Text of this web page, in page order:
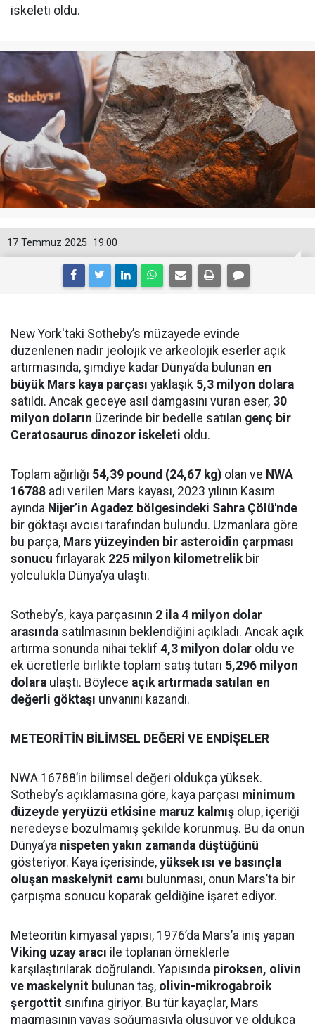
iskeleti oldu.
19:00
17 Temmuz 2025
New York'taki Sotheby’s müzayede evinde
düzenlenen nadir jeolojik ve arkeolojik eserler açık
artırmasında, şimdiye kadar Dünya’da bulunan en
büyük Mars kaya parçası yaklaşık 5,3 milyon dolara
satıldı. Ancak geceye asıl damgasını vuran eser, 30
milyon doların üzerinde bir bedelle satılan genç bir
Ceratosaurus dinozor iskeleti oldu.
Toplam ağırlığı 54,39 pound (24,67 kg) olan ve NWA
16788 adı verilen Mars kayası, 2023 yılının Kasım
ayında Nijer’in Agadez bölgesindeki Sahra Çölü'nde
bir göktaşı avcısı tarafından bulundu. Uzmanlara göre
bu parça, Mars yüzeyinden bir asteroidin çarpması
sonucu fırlayarak 225 milyon kilometrelikbir
yolculukla Dünya’ya ulaştı.
Sotheby’s, kaya parçasının 2 ila 4 milyon dolar
arasında satılmasının beklendiğini açıkladı. Ancak açık
artırma sonunda nihai teklif 4,3 milyon dolar oldu ve
ek ücretlerle birlikte toplam satış tutarı 5,296 milyon
dolara ulaştı. Böylece açık artırmada satılan en
değerli göktaşı unvanını kazandı.
METEORİTİN BİLİMSEL DEĞERİ VE ENDİŞELER
NWA 16788’in bilimsel değeri oldukça yüksek.
Sotheby’s açıklamasına göre, kaya parçası minimum
düzeyde yeryüzü etkisine maruz kalmış olup, içeriği
neredeyse bozulmamış şekilde korunmuş. Bu da onun
Dünya’ya nispeten yakın zamanda düştüğünü
gösteriyor. Kaya içerisinde, yüksek ısı ve basınçla
oluşan maskelynit camı bulunması, onun Mars’ta bir
çarpışma sonucu koparak geldiğine işaret ediyor.
Meteoritin kimyasal yapısı, 1976’da Mars’a iniş yapan
Viking uzay aracı ile toplanan örneklerle
karşılaştırılarak doğrulandı. Yapısında piroksen, olivin
ve maskelynit bulunan taş, olivin-mikrogabroik
şergottit sınıfına giriyor. Bu tür kayaçlar, Mars
magmasının yavaş soğumasıyla oluşuyor ve oldukça